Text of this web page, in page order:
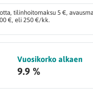
tilinhoitomaksu 5 €,
€, eli 250 €/kk.
Vuosikorko alkaen
9.9 %